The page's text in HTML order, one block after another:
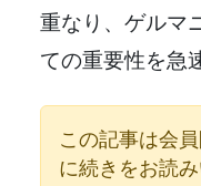
重なり、ゲルマ
ての重要性を急
この記事は会
に続きをお読み